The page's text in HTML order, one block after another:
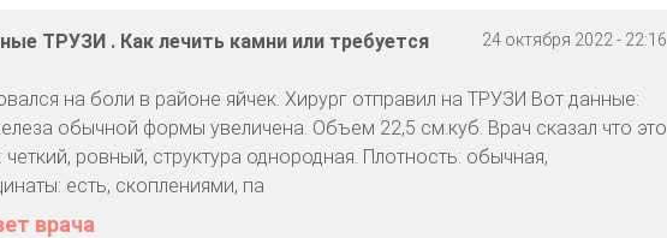
24 октября 2022 - 22:16
ТРУЗИ . Как лечить камни или требуется
на боли в районе яйчек. Хирург отправил на ТРУЗИ Вот данные:
обычной формы увеличена. Объем 22,5 см.куб. Врач сказал что это
ровный, структура однородная. Плотность: обычная,
есть, скоплениями, па
врача